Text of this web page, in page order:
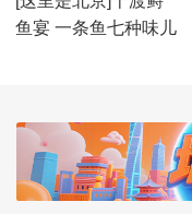
鱼宴 一条鱼七种味儿